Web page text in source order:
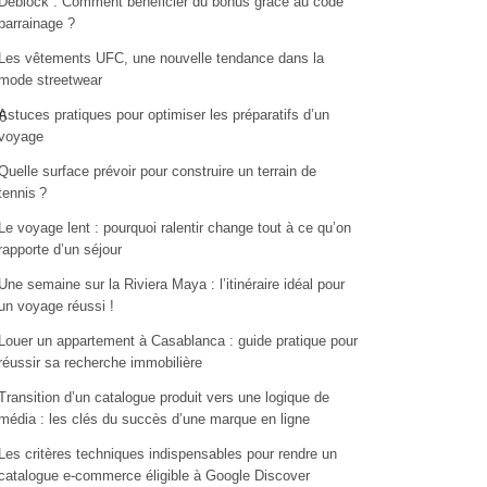
?
vêtements UFC, une nouvelle tendance dans la
streetwear
pratiques pour optimiser les préparatifs d’un
surface prévoir pour construire un terrain de
?
voyage lent : pourquoi ralentir change tout à ce qu’on
d’un séjour
semaine sur la Riviera Maya : l’itinéraire idéal pour
voyage réussi !
un appartement à Casablanca : guide pratique pour
sa recherche immobilière
d’un catalogue produit vers une logique de
: les clés du succès d’une marque en ligne
critères techniques indispensables pour rendre un
e-commerce éligible à Google Discover